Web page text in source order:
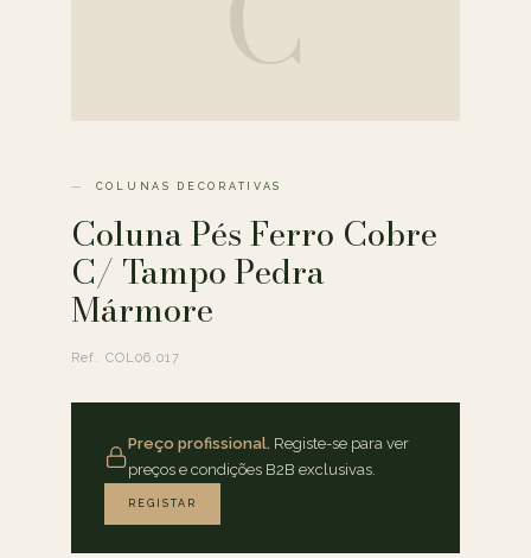
COLUNAS DECORATIVAS
Coluna Pés Ferro Cobre
C/ Tampo Pedra
Mármore
Ref. COL06.017
Preço profissional. Registe-se para ver
preços e condições B2B exclusivas.
REGISTAR